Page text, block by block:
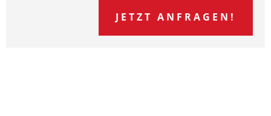
JETZT ANFRAGEN!